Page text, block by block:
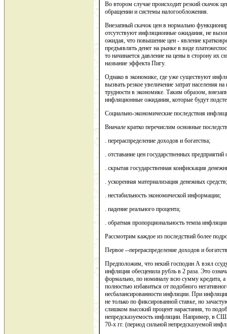
Во втором случае происходит резкий скачок
обращении и системы налогообложения.
Внезапный скачок цен в нормально
отсутствуют инфляционные ожидания, не
ожидая, что повышение цен - явление
предъявлять денег на рынке в виде
то начинается давление на цены в сторону их
название эффекта Пигу.
Однако в экономике, где уже существуют
вызвать резкое увеличение затрат населения
трудности в экономике. Таким образом,
инфляционные ожидания, которые будут
Социально-экономические последствия
Вначале кратко перечислим основные
. перераспределение доходов и богатства;
. отставание цен государственных
. скрытая государственная конфискация
. ускоренная материализация денежных средств;
. нестабильность экономической информации;
. падение реального процента;
. обратная пропорциональность темпа
Рассмотрим каждое из последствий более
Первое --перераспределение доходов и
Предположим, что некий господин А взял
инфляция обесценила рубль в 2 раза. Это
формально, по номиналу всю сумму кредита, а
полностью избавиться от подобного
несбалансированности инфляции. При
не только по фиксированной ставке, но
слишком высокий процент нарастания, то
непредсказуемость инфляции. Например, в
70-х гг. (период сильной непредсказуемой